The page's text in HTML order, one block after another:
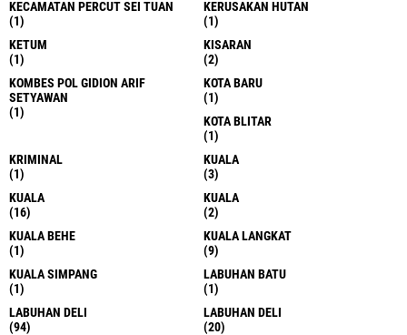
KECAMATAN PERCUT SEI TUAN
(1)
KERUSAKAN HUTAN
(1)
KETUM
(1)
KISARAN
(2)
KOMBES POL GIDION ARIF
SETYAWAN
(1)
KOTA BARU
(1)
KOTA BLITAR
(1)
KRIMINAL
(1)
KUALA
(3)
KUALA
(16)
KUALA
(2)
KUALA BEHE
(1)
KUALA LANGKAT
(9)
KUALA SIMPANG
(1)
LABUHAN BATU
(1)
LABUHAN DELI
(94)
LABUHAN DELI
(20)